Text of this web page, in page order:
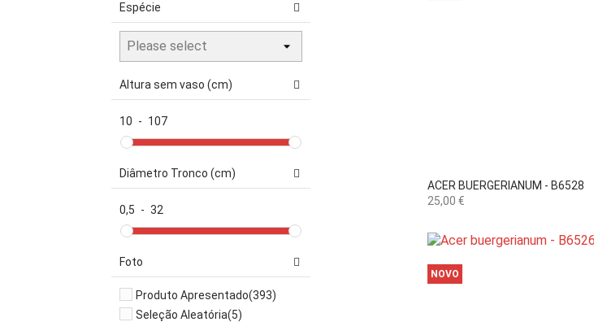
Espécie
Altura sem vaso (cm)
10 - 107
Diâmetro Tronco (cm)
0,5 - 32
Foto
Produto Apresentado(393)
Seleção Aleatória(5)
ACER BUERGERIANUM - B6528
Preço
25,00 €
 Vista rápida
NOVO